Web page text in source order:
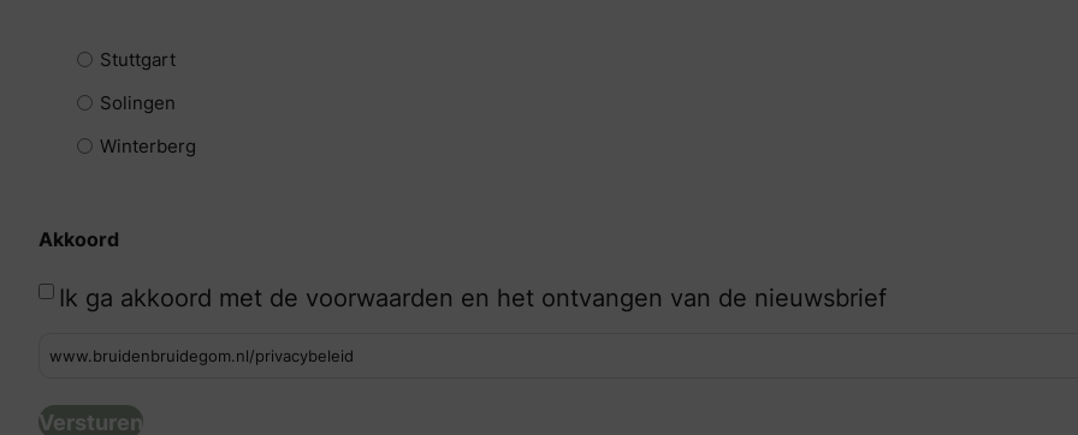
Stuttgart
Solingen
Winterberg
Akkoord
Ik ga akkoord met de voorwaarden en het ontvangen van de nieuwsbrief
www.bruidenbruidegom.nl/privacybeleid